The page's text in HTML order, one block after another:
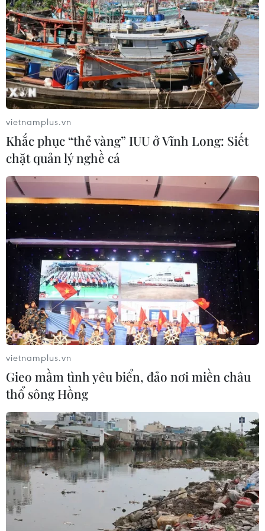
#Rafael Nadal #Đại sứ Toàn cầu
#quần vợt
#Saudi Arabia
#Liên đoàn Quần vợt Saudi Arabia
Arập Xêút
Tây Ban Nha
Theo dõi VietnamPlus
TIN LIÊN QUAN
vietnamplus.vn
Khắc phục “thẻ vàng” IUU ở Vĩnh Long: Siết
chặt quản lý nghề cá
vietnamplus.vn
Gieo mầm tình yêu biển, đảo nơi miền châu
thổ sông Hồng